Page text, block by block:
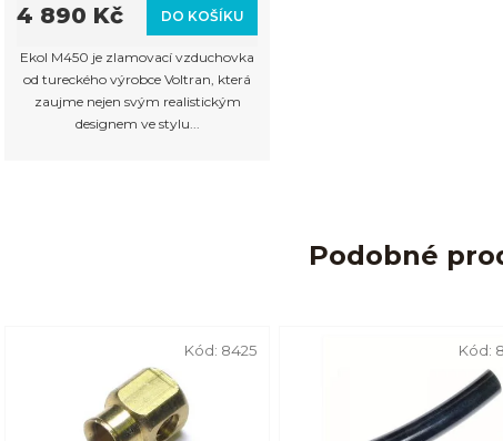
DO KOŠÍKU
4 890 Kč
Ekol M450 je zlamovací vzduchovka
od tureckého výrobce Voltran, která
zaujme nejen svým realistickým
designem ve stylu...
Podobné
Kód: 8425 Kód: